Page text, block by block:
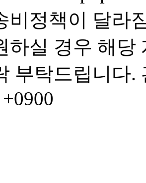
비정책이 달라
하실 경우 해당
부탁드립니다.